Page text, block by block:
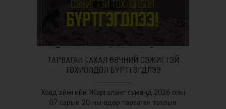
ТАРВАГАН ТАХАЛ ӨВЧНИЙ СЭЖИГТЭЙ
ТОХИОЛДОЛ БҮРТГЭГДЛЭЭ
Ховд аймгийн Жаргалант суманд 2026 оны
07 сарын 20-ны өдөр тарваган тахлын